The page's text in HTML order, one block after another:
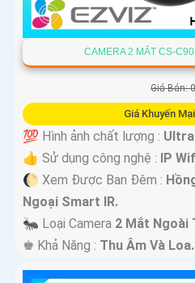
CAMERA 2 MẮT CS-
Giá Bán:
Giá Khuyến
💯 Hình ảnh chất lượng :
👍 Sử dụng công nghệ : IP
🌔 Xem Được Ban Đêm :
Ngoại Smart IR.
🐜 Loại Camera 2 Mắt Ngoài
️♚ Khả Năng : Thu Âm Và Loa.